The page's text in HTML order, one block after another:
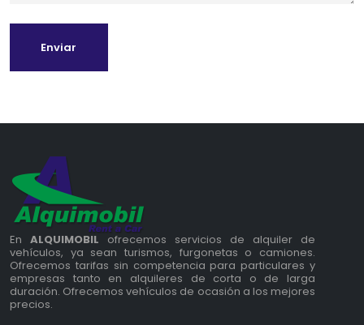
Enviar
En ALQUIMOBIL ofrecemos servicios de alquiler de
vehículos, ya sean turismos, furgonetas o camiones.
Ofrecemos tarifas sin competencia para particulares y
empresas tanto en alquileres de corta o de larga
duración. Ofrecemos vehículos de ocasión a los mejores
precios.